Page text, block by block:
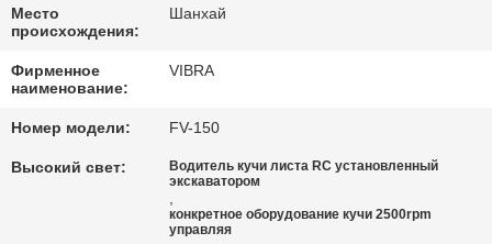
ПРОВЕРКА
КАЧЕСТВА
СВЯЖИТЕСЬ
МЫ
Место
происхождения:
Шанхай
Фирменное
наименование:
VIBRA
Номер модели: FV-150
Высокий свет:
Водитель кучи листа RC установленный
экскаватором
,
конкретное оборудование кучи 2500rpm
управляя